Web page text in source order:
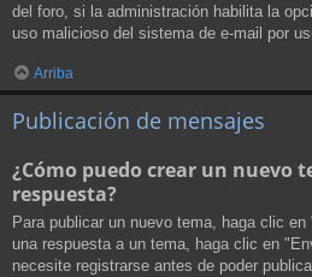
del foro, si la administración habilita la
uso malicioso del sistema de e-mail por
Arriba
Publicación de mensajes
¿Cómo puedo crear un nuevo
respuesta?
Para publicar un nuevo tema, haga clic
una respuesta a un tema, haga clic en
necesite registrarse antes de poder